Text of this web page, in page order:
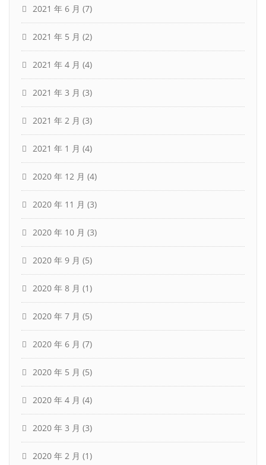
2021 年 6 月 (7)
2021 年 5 月 (2)
2021 年 4 月 (4)
2021 年 3 月 (3)
2021 年 2 月 (3)
2021 年 1 月 (4)
2020 年 12 月 (4)
2020 年 11 月 (3)
2020 年 10 月 (3)
2020 年 9 月 (5)
2020 年 8 月 (1)
2020 年 7 月 (5)
2020 年 6 月 (7)
2020 年 5 月 (5)
2020 年 4 月 (4)
2020 年 3 月 (3)
2020 年 2 月 (1)